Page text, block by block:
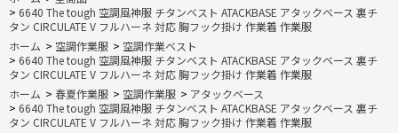
> 6640 The tough 空調風神服 チタンベスト ATACKBASE アタックベース 裏チ
タン CIRCULATE V フルハーネ 対応 胸フック掛け 作業着 作業服
ホーム > 空調作業服 > 空調作業ベスト
> 6640 The tough 空調風神服 チタンベスト ATACKBASE アタックベース 裏チ
タン CIRCULATE V フルハーネ 対応 胸フック掛け 作業着 作業服
ホーム > 春夏作業服 > 空調作業服 > アタックベース
> 6640 The tough 空調風神服 チタンベスト ATACKBASE アタックベース 裏チ
タン CIRCULATE V フルハーネ 対応 胸フック掛け 作業着 作業服